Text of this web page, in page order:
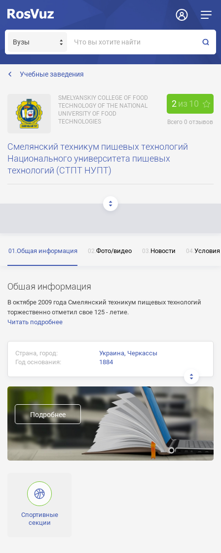
Учебные заведения
SMELYANSKIY COLLEGE OF FOOD
TECHNOLOGY OF THE NATIONAL
UNIVERSITY OF FOOD
TECHNOLOGIES
2из 10
Всего 0 отзывов
Смелянский техникум пищевых технологий
Национального университета пищевых
технологий (СТПТ НУПТ)
Общая информация Фото/видео Новости
Общая информация
В октябре 2009 года Смелянский техникум пищевых технологий
торжественно отметил свое 125 - летие.
Читать подробнее
Страна, город:
Украина, Черкассы
Год основания:
1884
Документ об окончании:
Диплом государственного образца
Предыдущие названия:
Технологическое училище
Химико - технологический техникум
Отсрочка от службы:
Есть
Военная кафедра:
Нет
Подробнее
Спортивные
секции
ОТПРАВИТЬ
Нажимая на кнопку «Отправить» я даю согласие
на обработку моих персональных данных
ОТПРАВИТЬ
на обработку моих персональных данных
Нажимая на кнопку «Отправить» я даю согласие
на обработку моих персональных данных